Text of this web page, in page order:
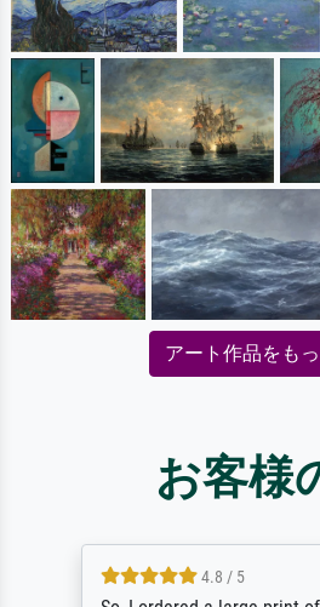
アート作品をも
お客様
4.8 / 5